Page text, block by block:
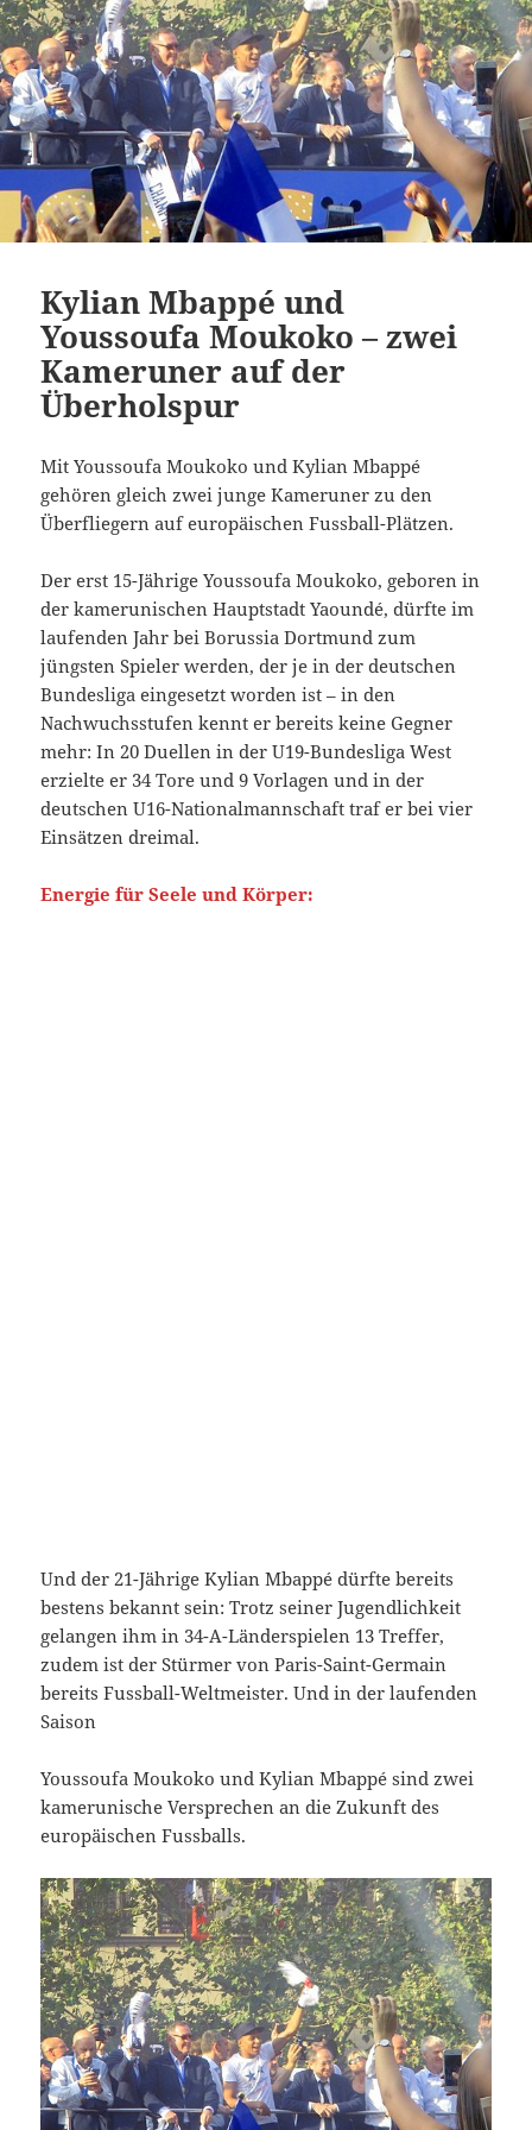
Kylian Mbappé und
Youssoufa Moukoko – zwei
Kameruner auf der
Überholspur
Mit Youssoufa Moukoko und Kylian Mbappé
gehören gleich zwei junge Kameruner zu den
Überfliegern auf europäischen Fussball-Plätzen.
Der erst 15-Jährige Youssoufa Moukoko, geboren in
der kamerunischen Hauptstadt Yaoundé, dürfte im
laufenden Jahr bei Borussia Dortmund zum
jüngsten Spieler werden, der je in der deutschen
Bundesliga eingesetzt worden ist – in den
Nachwuchsstufen kennt er bereits keine Gegner
mehr: In 20 Duellen in der U19-Bundesliga West
erzielte er 34 Tore und 9 Vorlagen und in der
deutschen U16-Nationalmannschaft traf er bei vier
Einsätzen dreimal.
Energie für Seele und Körper:
Und der 21-Jährige Kylian Mbappé dürfte bereits
bestens bekannt sein: Trotz seiner Jugendlichkeit
gelangen ihm in 34-A-Länderspielen 13 Treffer,
zudem ist der Stürmer von Paris-Saint-Germain
bereits Fussball-Weltmeister. Und in der laufenden
Saison
Youssoufa Moukoko und Kylian Mbappé sind zwei
kamerunische Versprechen an die Zukunft des
europäischen Fussballs.